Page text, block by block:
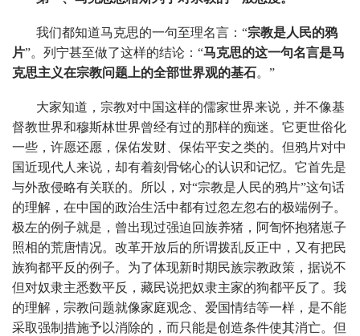
我们都知道马克思的一句至理名言：“宗教是人民的鸦
片”。列宁甚至做了这样的结论：“马克思的这一句名言是马
克思主义在宗教问题上的全部世界观的基石。”
大家知道，宗教对中国这样的儒家世界来说，并不像基
督教世界和穆斯林世界曾经有过的那样的痴迷。它更世俗化
一些，许愿还愿，保佑发财、保佑平安之类的。但鸦片对中
国近现代人来说，却有着刻骨铭心的认识和记忆。它首先是
与外敌侵略有关联的。所以，对“宗教是人民的鸦片”这句话
的理解，在中国的政治生活中都有过忽左忽右的极端例子。
极左的例子就是，曾出现过强迫回族养猪，阿訇怀抱猪崽子
照相的荒唐情况。改革开放后的所谓拨乱反正中，又有把民
族狗都平反的例子。为了体现新时期民族宗教政策，据说不
但对奴隶主悉数平反，藏民说把奴隶主家的狗都平反了。我
的理解，宗教问题就像家庭观念、爱国情结等一样，是不能
采取强制措施予以消除的，而只能是创造条件使其消亡。但